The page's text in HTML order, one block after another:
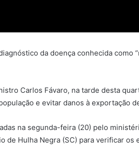
da doença conhecida como
Carlos Fávaro, na tarde desta
e evitar danos à exportação
na segunda-feira (20) pelo
Hulha Negra (SC) para verificar os